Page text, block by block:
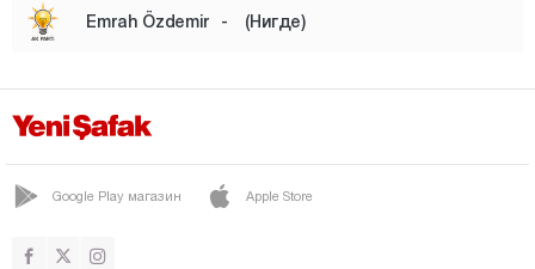
Диварлы
Дундарлы
Эдикли
Гюмюшлер
Хаджиабдулла
Emrah Özdemir - (Нигде)
Google Play магазин Apple Store